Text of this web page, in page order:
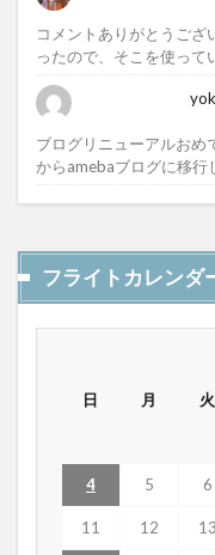
コメントありがとうござ
ったので、そこを使って
ブログリニューアルおめ
からamebaブログに移行
フライトカレンダ
日 月 火
4 5 6
11 12 13